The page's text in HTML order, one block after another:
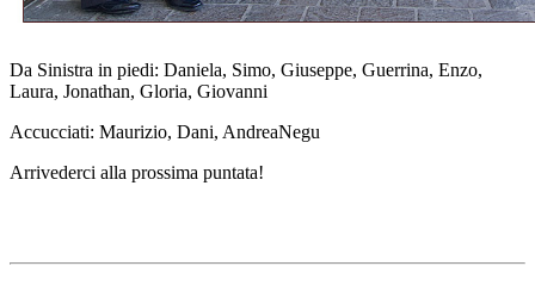
Da Sinistra in piedi: Daniela, Simo, Giuseppe, Guerrina, Enzo,
Laura, Jonathan, Gloria, Giovanni
Accucciati: Maurizio, Dani, AndreaNegu
Arrivederci alla prossima puntata!